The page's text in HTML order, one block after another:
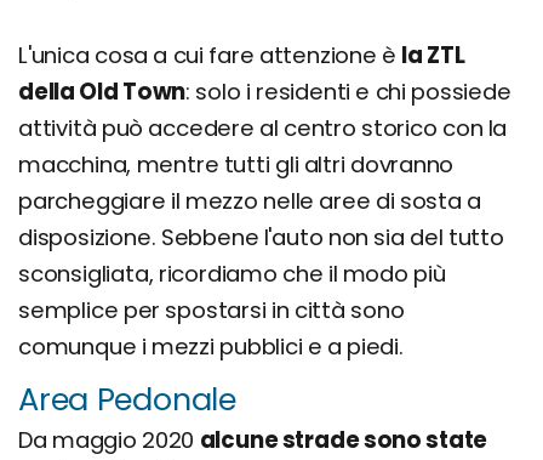
L'unica cosa a cui fare attenzione è la ZTL
della Old Town: solo i residenti e chi possiede
attività può accedere al centro storico con la
macchina, mentre tutti gli altri dovranno
parcheggiare il mezzo nelle aree di sosta a
disposizione. Sebbene l'auto non sia del tutto
sconsigliata, ricordiamo che il modo più
semplice per spostarsi in città sono
comunque i mezzi pubblici e a piedi.
Area Pedonale
Da maggio 2020 alcune strade sono state